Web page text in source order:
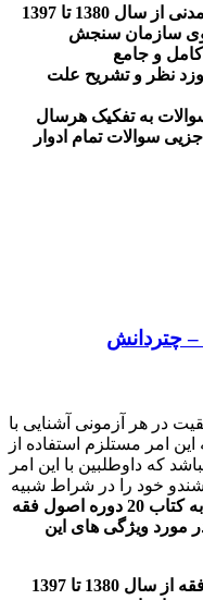
گرداوری 20 دوره سوالات حقوق مدنی از سال 1380 تا 1397
سوی سازمان سنجش
کامل و جامع
نظر و تشریح علت
به تفکیک هرسال
سوالات تمام ادوار
در هر آزمونی آشنایی با
امر مستلزم استفاده از
که داوطلبین با این امر
خود را در شراط شبیه
جهت سهولت مراجعه به کتاب 20 دوره اصول فقه
مورد ویژگی های این
گرداوری 20 دوره سوالات اصول فقه از سال 1380 تا 1397